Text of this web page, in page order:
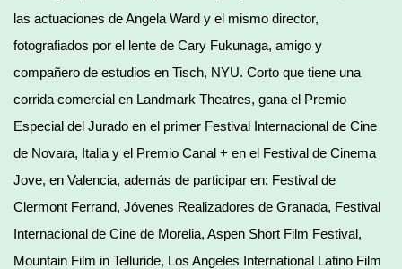
las actuaciones de Angela Ward y el mismo director,
fotografiados por el lente de Cary Fukunaga, amigo y
compañero de estudios en Tisch, NYU. Corto que tiene una
corrida comercial en Landmark Theatres, gana el Premio
Especial del Jurado en el primer Festival Internacional de Cine
de Novara, Italia y el Premio Canal + en el Festival de Cinema
Jove, en Valencia, además de participar en: Festival de
Clermont Ferrand, Jóvenes Realizadores de Granada, Festival
Internacional de Cine de Morelia, Aspen Short Film Festival,
Mountain Film in Telluride, Los Angeles International Latino Film